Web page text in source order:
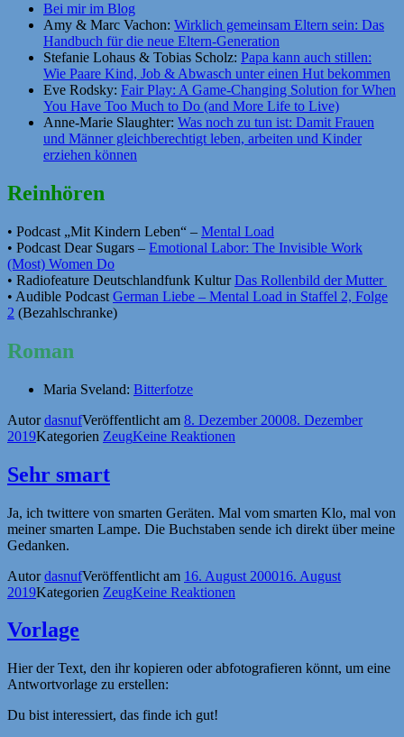
Bei mir im Blog
Amy & Marc Vachon: Wirklich gemeinsam Eltern sein: Das
Handbuch für die neue Eltern-Generation
Stefanie Lohaus & Tobias Scholz: Papa kann auch stillen:
Wie Paare Kind, Job & Abwasch unter einen Hut bekommen
Eve Rodsky: Fair Play: A Game-Changing Solution for When
You Have Too Much to Do (and More Life to Live)
Anne-Marie Slaughter: Was noch zu tun ist: Damit Frauen
und Männer gleichberechtigt leben, arbeiten und Kinder
erziehen können
Reinhören
• Podcast „Mit Kindern Leben“ – Mental Load
• Podcast Dear Sugars – Emotional Labor: The Invisible Work
(Most) Women Do
• Radiofeature Deutschlandfunk KulturDas Rollenbild der Mutter
• Audible Podcast German Liebe – Mental Load in Staffel 2, Folge
2 (Bezahlschranke)
Roman
Maria Sveland: Bitterfotze
AutordasnufVeröffentlicht am 8. Dezember 20008. Dezember
2019Kategorien ZeugKeine Reaktionen
Sehr smart
Ja, ich twittere von smarten Geräten. Mal vom smarten Klo, mal von
meiner smarten Lampe. Die Buchstaben sende ich direkt über meine
Gedanken.
AutordasnufVeröffentlicht am 16. August 200016. August
2019Kategorien ZeugKeine Reaktionen
Vorlage
Hier der Text, den ihr kopieren oder abfotografieren könnt, um eine
Antwortvorlage zu erstellen:
Du bist interessiert, das finde ich gut!